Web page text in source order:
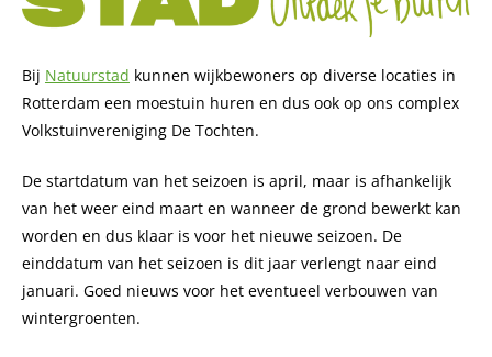
Bij Natuurstad kunnen wijkbewoners op diverse locaties in
Rotterdam een moestuin huren en dus ook op ons complex
Volkstuinvereniging De Tochten.
De startdatum van het seizoen is april, maar is afhankelijk
van het weer eind maart en wanneer de grond bewerkt kan
worden en dus klaar is voor het nieuwe seizoen. De
einddatum van het seizoen is dit jaar verlengt naar eind
januari. Goed nieuws voor het eventueel verbouwen van
wintergroenten.